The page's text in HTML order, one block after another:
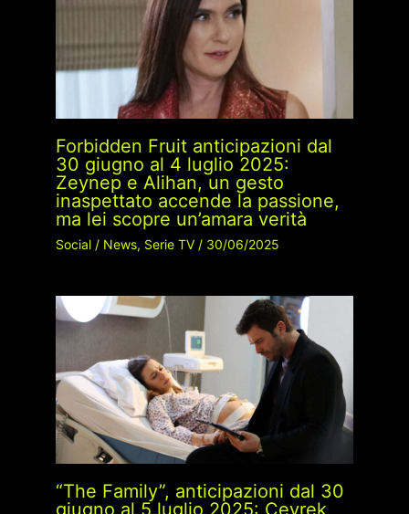
Forbidden Fruit anticipazioni dal
30 giugno al 4 luglio 2025:
Zeynep e Alihan, un gesto
inaspettato accende la passione,
ma lei scopre un’amara verità
Social/ News, Serie TV/ 30/06/2025
“The Family”, anticipazioni dal 30
giugno al 5 luglio 2025: Çeyrek